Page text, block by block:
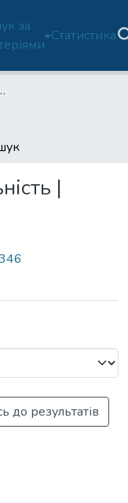
за
Статистика
|
до результатів